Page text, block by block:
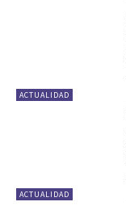
ACTUALIDAD
ACTUALIDAD